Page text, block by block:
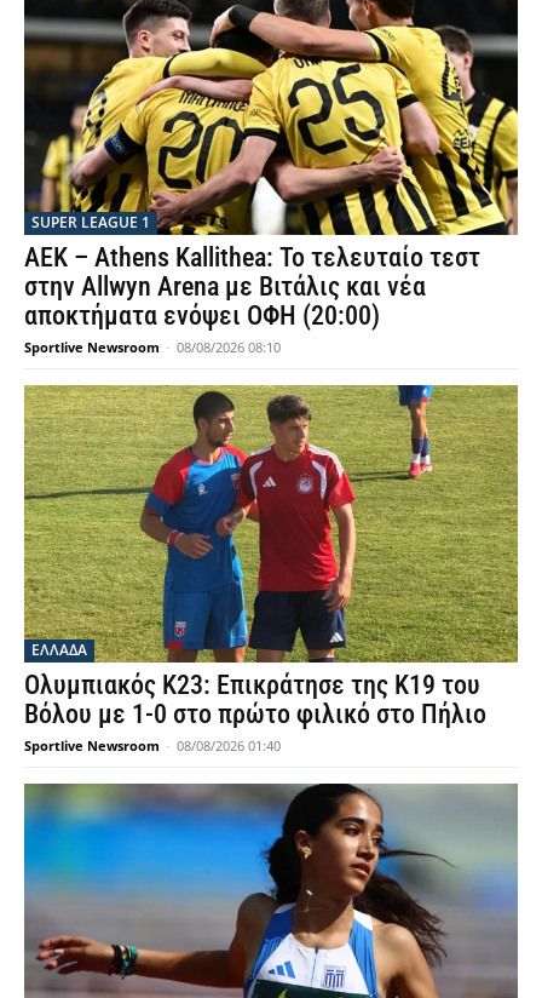
SUPER LEAGUE 1
ΑΕΚ – Athens Kallithea: Το τελευταίο τεστ
στην Allwyn Arena με Βιτάλις και νέα
αποκτήματα ενόψει ΟΦΗ (20:00)
Sportlive Newsroom - 08/08/2026 08:10
ΕΛΛΑΔΑ
Ολυμπιακός Κ23: Επικράτησε της Κ19 του
Βόλου με 1-0 στο πρώτο φιλικό στο Πήλιο
Sportlive Newsroom - 08/08/2026 01:40